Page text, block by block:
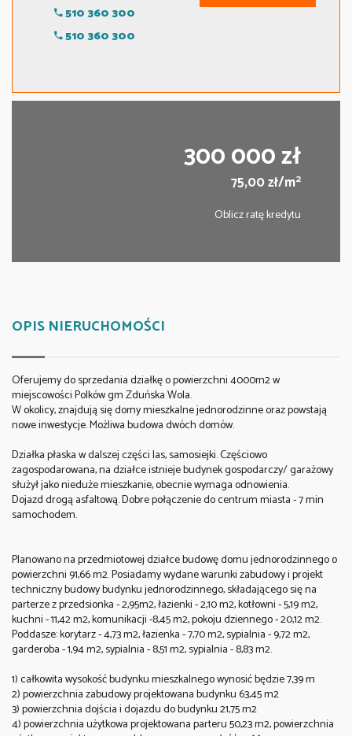
510 360 300
510 360 300
300 000 zł
75,00 zł/m2
Oblicz ratę kredytu
OPIS NIERUCHOMOŚCI
Oferujemy do sprzedania działkę o powierzchni 4000m2 w
miejscowości Polków gm Zduńska Wola.
W okolicy, znajdują się domy mieszkalne jednorodzinne oraz powstają
nowe inwestycje. Możliwa budowa dwóch domów.
Działka płaska w dalszej części las, samosiejki. Częściowo
zagospodarowana, na działce istnieje budynek gospodarczy/ garażowy
służył jako nieduże mieszkanie, obecnie wymaga odnowienia.
Dojazd drogą asfaltową. Dobre połączenie do centrum miasta - 7 min
samochodem.
Planowano na przedmiotowej działce budowę domu jednorodzinnego o
powierzchni 91,66 m2. Posiadamy wydane warunki zabudowy i projekt
techniczny budowy budynku jednorodzinnego, składającego się na
parterze z przedsionka - 2,95m2, łazienki - 2,10 m2, kotłowni - 5,19 m2,
kuchni - 11,42 m2, komunikacji -8,45 m2, pokoju dziennego - 20,12 m2.
Poddasze: korytarz - 4,73 m2, łazienka - 7,70 m2, sypialnia - 9,72 m2,
garderoba - 1,94 m2, sypialnia - 8,51 m2, sypialnia - 8,83 m2.
1) całkowita wysokość budynku mieszkalnego wynosić będzie 7,39 m
2) powierzchnia zabudowy projektowana budynku 63,45 m2
3) powierzchnia dojścia i dojazdu do budynku 21,75 m2
4) powierzchnia użytkowa projektowana parteru 50,23 m2, powierzchnia